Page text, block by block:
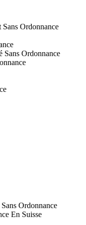
Ordonnance
Ordonnance
Ordonnance
En Suisse